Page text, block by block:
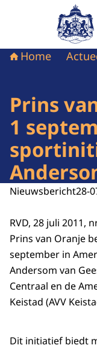
Naar
Home
Prins
1
Nieuwsbericht28-
RVD, 28 juli 2011,
Prins van Oranje
september in
Andersom van
Centraal en de
Keistad (AVV
Dit initiatief biedt